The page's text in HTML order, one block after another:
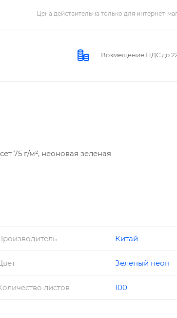
Цена действительна только для интернет-
Возмещение НДС до
75 г/м², неоновая зеленая
Китай
Зеленый неон
листов 100